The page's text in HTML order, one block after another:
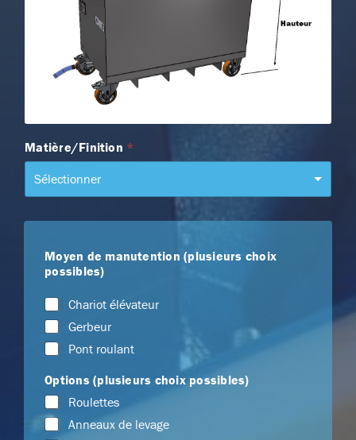
Matière/Finition *
Sélectionner
Moyen de manutention (plusieurs choix
possibles)
Chariot élévateur
Gerbeur
Pont roulant
Options (plusieurs choix possibles)
Roulettes
Anneaux de levage